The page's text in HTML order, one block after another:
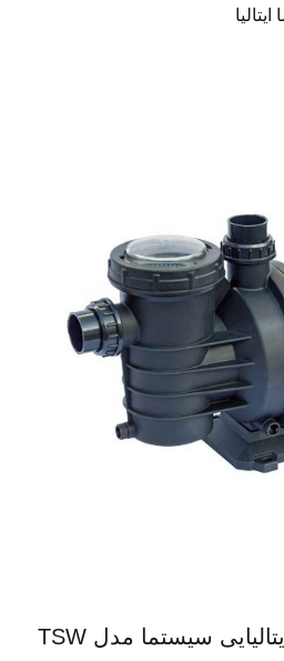
پمپ استخری 1 اسب ایتالیایی سیستما مدل TSW